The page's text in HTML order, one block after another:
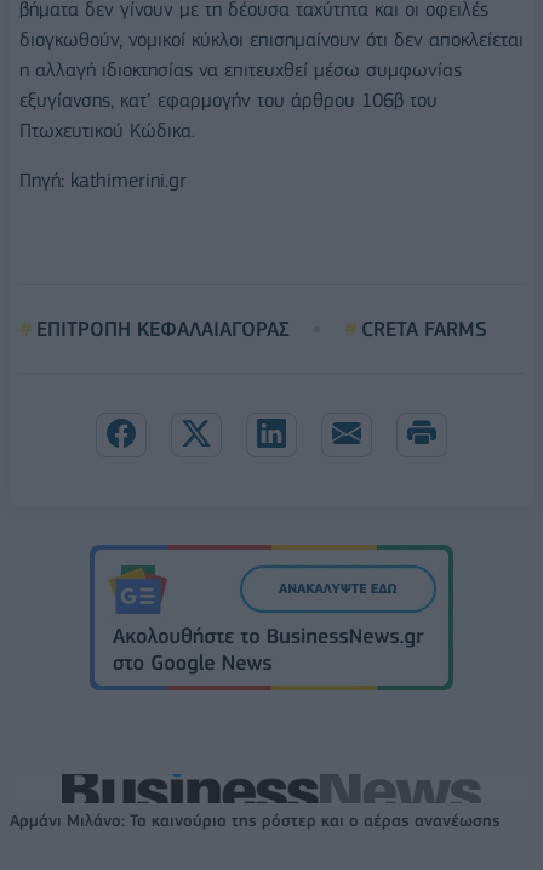
βήματα δεν γίνουν με τη δέουσα ταχύτητα και οι οφειλές
διογκωθούν, νομικοί κύκλοι επισημαίνουν ότι δεν αποκλείεται
η αλλαγή ιδιοκτησίας να επιτευχθεί μέσω συμφωνίας
εξυγίανσης, κατ’ εφαρμογήν του άρθρου 106β του
Πτωχευτικού Κώδικα.
Πηγή: kathimerini.gr
ΕΠΙΤΡΟΠΗ ΚΕΦΑΛΑΙΑΓΟΡΑΣ CRETA FARMS
Αρμάνι Μιλάνο: Το καινούριο της ρόστερ και ο αέρας ανανέωσης